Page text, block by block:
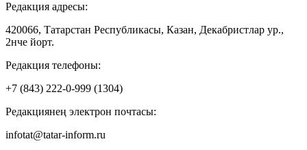
Редакция адресы:
420066, Татарстан Республикасы, Казан, Декабристлар ур.,
2нче йорт.
Редакция телефоны:
+7 (843) 222-0-999 (1304)
Редакциянең электрон почтасы:
infotat@tatar-inform.ru